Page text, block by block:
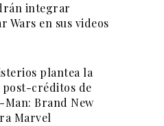
integrar
Wars en sus videos
plantea la
post-créditos de
Man: Brand New
Marvel